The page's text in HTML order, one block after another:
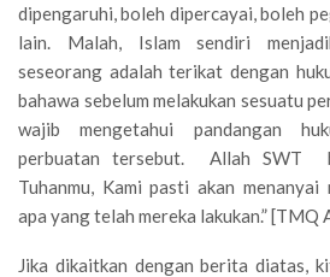
dipengaruhi, boleh dipercayai, boleh
lain. Malah, Islam sendiri
seseorang adalah terikat dengan
bahawa sebelum melakukan sesuatu
wajib mengetahui pandangan
perbuatan tersebut. Allah SWT
Tuhanmu, Kami pasti akan menanyai
apa yang telah mereka lakukan.”
Jika dikaitkan dengan berita diatas,